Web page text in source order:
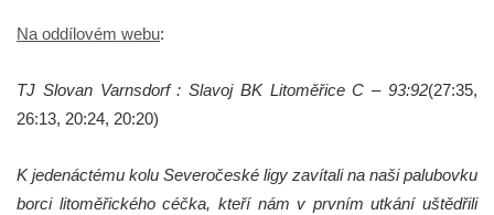
Na oddílovém webu:
TJ Slovan Varnsdorf : Slavoj BK Litoměřice C – 93:92(27:35,
26:13, 20:24, 20:20)
K jedenáctému kolu Severočeské ligy zavítali na naši palubovku
borci litoměřického céčka, kteří nám v prvním utkání uštědřili